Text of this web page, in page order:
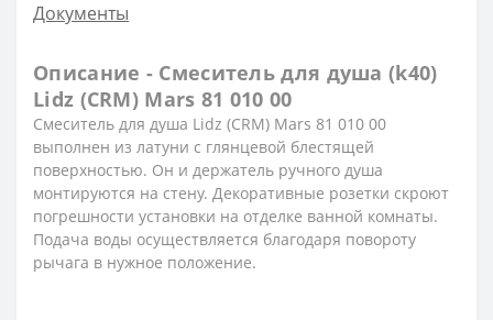
Документы
Описание - Смеситель для душа (k40)
Lidz (CRM) Mars 81 010 00
Смеситель для душа Lidz (CRM) Mars 81 010 00
выполнен из латуни с глянцевой блестящей
поверхностью. Он и держатель ручного душа
монтируются на стену. Декоративные розетки скроют
погрешности установки на отделке ванной комнаты.
Подача воды осуществляется благодаря повороту
рычага в нужное положение.